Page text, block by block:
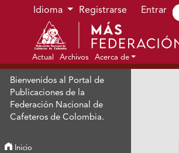
Ir al menú de navegación principal
Ir al contenido principal
Ir al pie de página del sitio
Idioma Registrarse Entrar
Actual Archivos Acerca de
Bienvenidos al Portal de
Publicaciones de la
Federación Nacional de
Cafeteros de Colombia.
Inicio